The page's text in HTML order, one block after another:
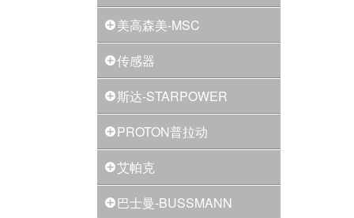
美高森美-MSC
传感器
斯达-STARPOWER
PROTON普拉动
艾帕克
巴士曼-BUSSMANN